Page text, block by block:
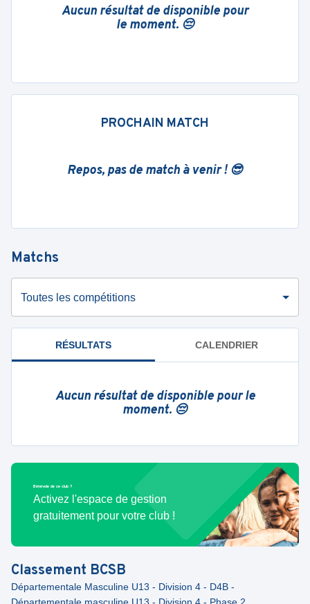
Aucun résultat de disponible pour
le moment. 😔
PROCHAIN MATCH
Repos, pas de match à venir ! 😎
Matchs
Toutes les compétitions
RÉSULTATS CALENDRIER
Aucun résultat de disponible pour le
moment. 😔
Bénévole de ce club ?
Activez l'espace de gestion
gratuitement pour votre club !
Classement BCSB
Départementale Masculine U13 - Division 4 - D4B -